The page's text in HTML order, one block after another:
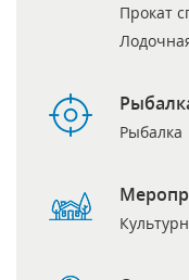
Прокат
Рыбалка